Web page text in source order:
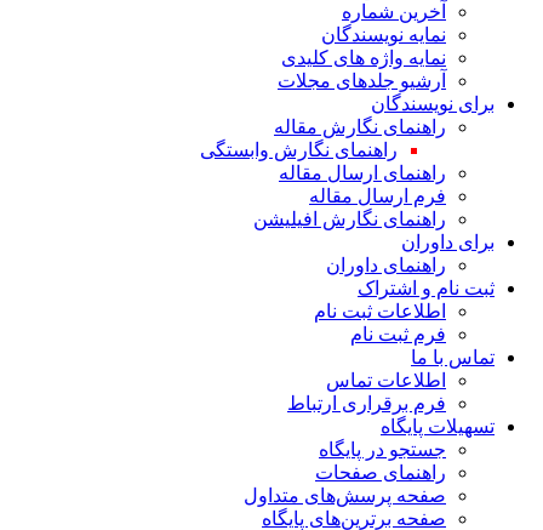
آخرین شماره
نمایه نویسندگان
نمایه واژه های کلیدی
آرشیو جلدهای مجلات
برای نویسندگان
راهنمای نگارش مقاله
راهنمای نگارش وابستگی
راهنمای ارسال مقاله
فرم ارسال مقاله
راهنمای نگارش افیلیشن
برای داوران
راهنمای داوران
ثبت نام و اشتراک
اطلاعات ثبت نام
فرم ثبت نام
تماس با ما
اطلاعات تماس
فرم برقراری ارتباط
تسهیلات پایگاه
جستجو در پایگاه
راهنمای صفحات
صفحه پرسش‌های متداول
صفحه برترین‌های پایگاه